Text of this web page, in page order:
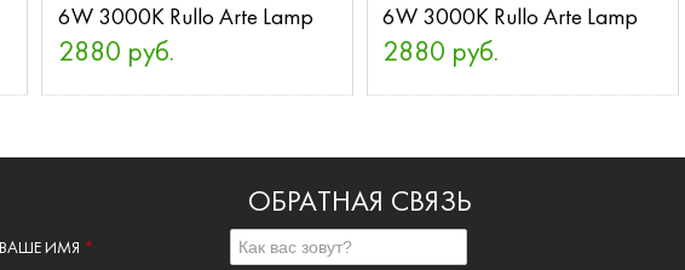
6W 3000K Rullo Arte Lamp
2880 руб.
6W 3000K Rullo Arte Lamp
2880 руб.
ОБРАТНАЯ СВЯЗЬ
ВАШЕ ИМЯ *